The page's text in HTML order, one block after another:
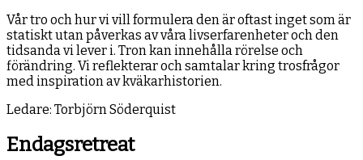
Vår tro och hur vi vill formulera den är oftast inget som är
statiskt utan påverkas av våra livserfarenheter och den
tidsanda vi lever i. Tron kan innehålla rörelse och
förändring. Vi reflekterar och samtalar kring trosfrågor
med inspiration av kväkarhistorien.
Ledare: Torbjörn Söderquist
Endagsretreat